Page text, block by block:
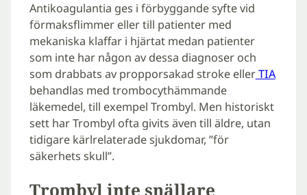
Antikoagulantia ges i förbyggande syfte vid
förmaksflimmer eller till patienter med
mekaniska klaffar i hjärtat medan patienter
som inte har någon av dessa diagnoser och
som drabbats av propporsakad stroke ellerTIA
behandlas med trombocythämmande
läkemedel, till exempel Trombyl. Men historiskt
sett har Trombyl ofta givits även till äldre, utan
tidigare kärlrelaterade sjukdomar, ”för
säkerhets skull”.
Trombyl inte snällare